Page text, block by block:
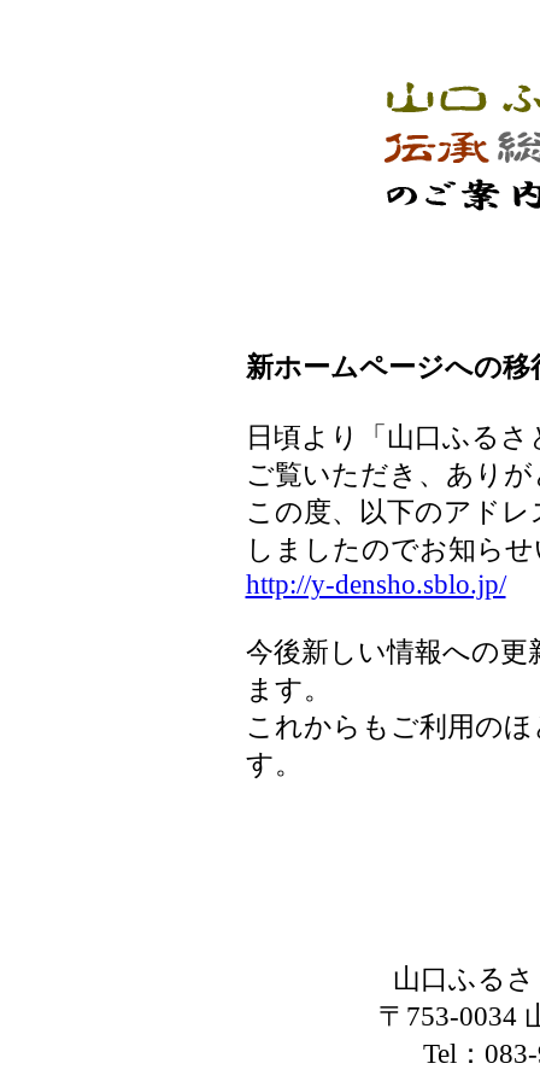
新ホームページへの
日頃より「山口ふる
ご覧いただき、あり
この度、以下のアド
しましたのでお知ら
http://y-densho.sblo.jp/
今後新しい情報への
ます。
これからもご利用の
す。
山口ふる
〒753-0034
Tel：